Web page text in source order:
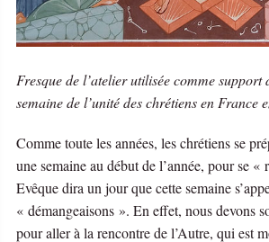
Fresque de l’atelier utilisée comme
semaine de l’unité des chrétiens en France
Comme toute les années, les chrétiens se
une semaine au début de l’année, pour se
Evêque dira un jour que cette semaine
« démangeaisons ». En effet, nous devons
pour aller à la rencontre de l’Autre, qui est